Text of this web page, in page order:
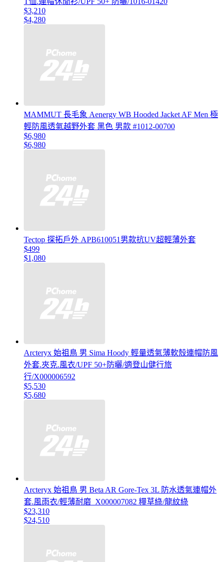
$3,210
$4,280
MAMMUT 長毛象 Aenergy WB Hooded Jacket AF Men 極
輕防風透氣越野外套 黑色 男款 #1012-00700
$6,980
$6,980
Tectop 探拓戶外 APB610051男款抗UV超輕薄外套
$499
$1,080
Arcteryx 始祖鳥 男 Sima Hoody 輕量透氣薄軟殼連帽防風
外套.夾克.風衣/UPF 50+防曬/適登山健行旅
行/X000006592
$5,530
$5,680
Arcteryx 始祖鳥 男 Beta AR Gore-Tex 3L 防水透氣連帽外
套.風雨衣/輕薄耐磨_X000007082 糧草綠/龍紋綠
$23,310
$24,510